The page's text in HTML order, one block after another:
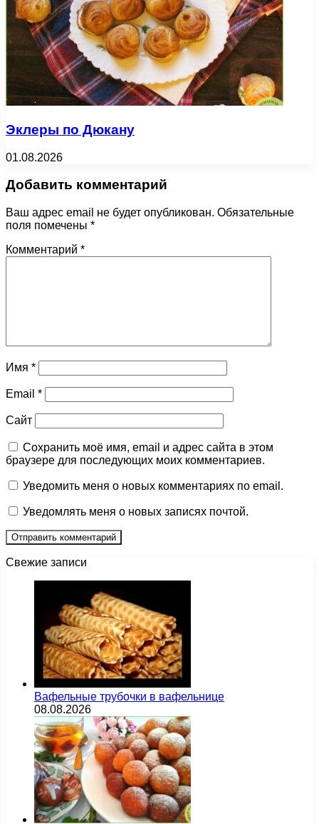
Эклеры по Дюкану
01.08.2026
Добавить комментарий
Ваш адрес email не будет опубликован. Обязательные
поля помечены *
Комментарий *
Имя *
Email *
Сайт
Сохранить моё имя, email и адрес сайта в этом
браузере для последующих моих комментариев.
Уведомить меня о новых комментариях по email.
Уведомлять меня о новых записях почтой.
Свежие записи
Вафельные трубочки в вафельнице
08.08.2026